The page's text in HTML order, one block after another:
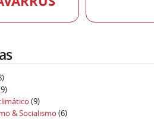
(9)
& Socialismo (6)